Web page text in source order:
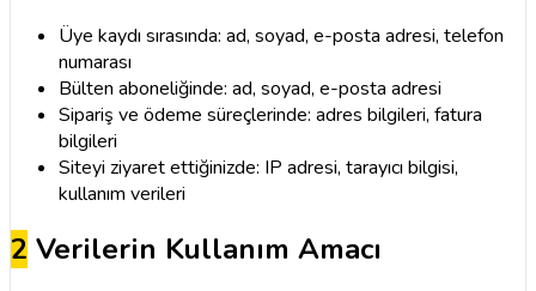
Üye kaydı sırasında: ad, soyad, e-posta adresi, telefon
numarası
Bülten aboneliğinde: ad, soyad, e-posta adresi
Sipariş ve ödeme süreçlerinde: adres bilgileri, fatura
bilgileri
Siteyi ziyaret ettiğinizde: IP adresi, tarayıcı bilgisi,
kullanım verileri
2 Verilerin Kullanım Amacı